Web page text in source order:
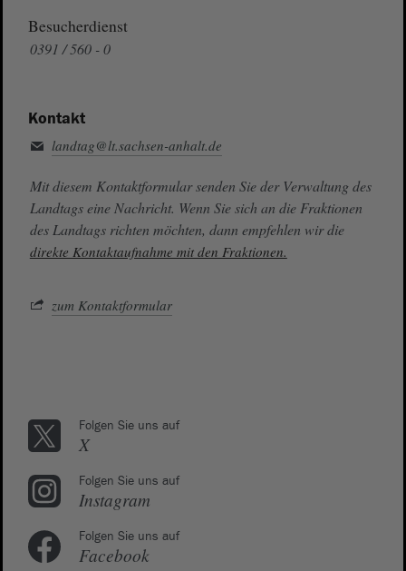
Besucherdienst
0391 / 560 - 0
Kontakt
landtag@lt.sachsen-anhalt.de
Mit diesem Kontaktformular senden Sie der Verwaltung des
Landtags eine Nachricht. Wenn Sie sich an die Fraktionen
des Landtags richten möchten, dann empfehlen wir die
direkte Kontaktaufnahme mit den Fraktionen.
zum Kontaktformular
Folgen Sie uns auf
X
Folgen Sie uns auf
Instagram
Folgen Sie uns auf
Facebook